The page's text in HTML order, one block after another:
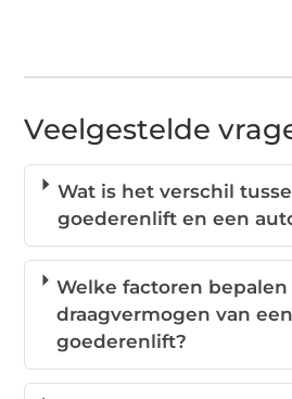
Veelgestelde
Wat is het verschil
goederenlift en een
Welke factoren
draagvermogen van een
goederenlift?